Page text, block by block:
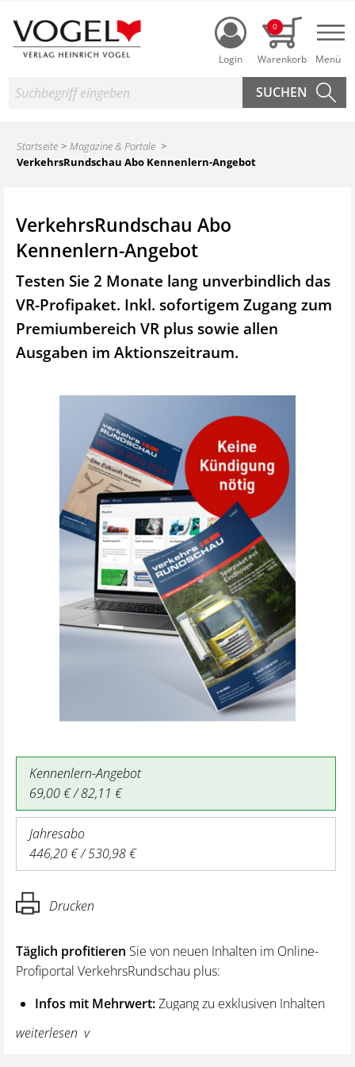
Login
0
Suche
Startseite
Magazine & Portale
VerkehrsRundschau Abo Kennenlern-Angebot
VerkehrsRundschau Abo
Kennenlern-Angebot
Testen Sie 2 Monate lang unverbindlich das
VR-Profipaket. Inkl. sofortigem Zugang zum
Premiumbereich VR plus sowie allen
Ausgaben im Aktionszeitraum.
Kennenlern-Angebot
69,00 € / 82,11 €
Jahresabo
446,20 € / 530,98 €
Drucken
Täglich profitieren Sie von neuen Inhalten im Online-
Profiportal VerkehrsRundschau plus:
Infos mit Mehrwert:Zugang zu exklusiven Inhalten
und Hintergrundwissen – von aktuellen Regelungen
wie z. B. bei den Lenk- und Ruhezeiten,
weiterlesen